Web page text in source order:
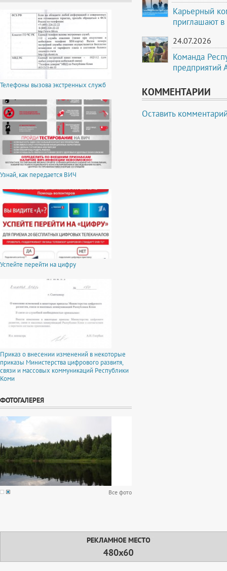
Телефоны вызова экстренных служб
Узнай, как передается ВИЧ
Успейте перейти на цифру
Приказ о внесении изменений в некоторые
приказы Министерства цифрового развитя,
связи и массовых коммуникаций Республики
Коми
ФОТОГАЛЕРЕЯ
Все фото
Карьерный
приглашают
24.07.2026
Команда
предприятий
КОММЕНТАРИИ
Оставить